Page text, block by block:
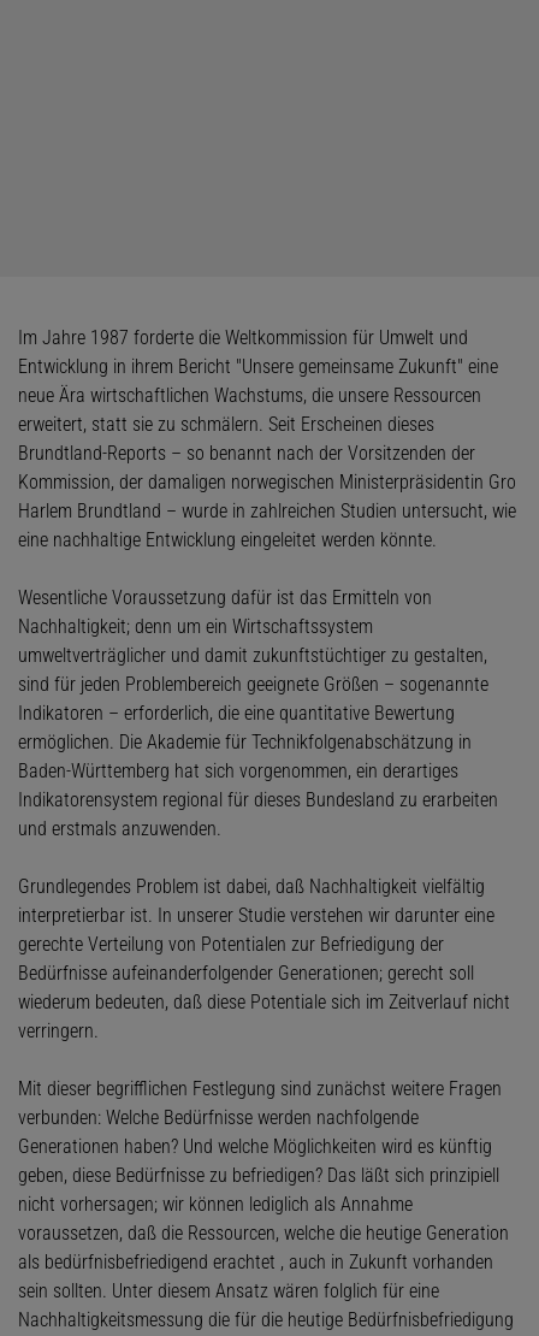
Im Jahre 1987 forderte die Weltkommission für Umwelt und
Entwicklung in ihrem Bericht "Unsere gemeinsame Zukunft" eine
neue Ära wirtschaftlichen Wachstums, die unsere Ressourcen
erweitert, statt sie zu schmälern. Seit Erscheinen dieses
Brundtland-Reports – so benannt nach der Vorsitzenden der
Kommission, der damaligen norwegischen Ministerpräsidentin Gro
Harlem Brundtland – wurde in zahlreichen Studien untersucht, wie
eine nachhaltige Entwicklung eingeleitet werden könnte.
Wesentliche Voraussetzung dafür ist das Ermitteln von
Nachhaltigkeit; denn um ein Wirtschaftssystem
umweltverträglicher und damit zukunftstüchtiger zu gestalten,
sind für jeden Problembereich geeignete Größen – sogenannte
Indikatoren – erforderlich, die eine quantitative Bewertung
ermöglichen. Die Akademie für Technikfolgenabschätzung in
Baden-Württemberg hat sich vorgenommen, ein derartiges
Indikatorensystem regional für dieses Bundesland zu erarbeiten
und erstmals anzuwenden.
Grundlegendes Problem ist dabei, daß Nachhaltigkeit vielfältig
interpretierbar ist. In unserer Studie verstehen wir darunter eine
gerechte Verteilung von Potentialen zur Befriedigung der
Bedürfnisse aufeinanderfolgender Generationen; gerecht soll
wiederum bedeuten, daß diese Potentiale sich im Zeitverlauf nicht
verringern.
Mit dieser begrifflichen Festlegung sind zunächst weitere Fragen
verbunden: Welche Bedürfnisse werden nachfolgende
Generationen haben? Und welche Möglichkeiten wird es künftig
geben, diese Bedürfnisse zu befriedigen? Das läßt sich prinzipiell
nicht vorhersagen; wir können lediglich als Annahme
voraussetzen, daß die Ressourcen, welche die heutige Generation
als bedürfnisbefriedigend erachtet , auch in Zukunft vorhanden
sein sollten. Unter diesem Ansatz wären folglich für eine
Nachhaltigkeitsmessung die für die heutige Bedürfnisbefriedigung